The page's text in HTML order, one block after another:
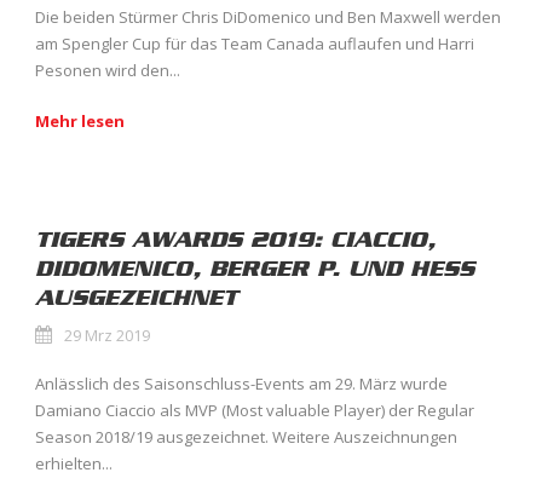
Die beiden Stürmer Chris DiDomenico und Ben Maxwell werden
am Spengler Cup für das Team Canada auflaufen und Harri
Pesonen wird den...
Mehr lesen
TIGERS AWARDS 2019: CIACCIO,
DIDOMENICO, BERGER P. UND HESS
AUSGEZEICHNET
29 Mrz 2019
Anlässlich des Saisonschluss-Events am 29. März wurde
Damiano Ciaccio als MVP (Most valuable Player) der Regular
Season 2018/19 ausgezeichnet. Weitere Auszeichnungen
erhielten...